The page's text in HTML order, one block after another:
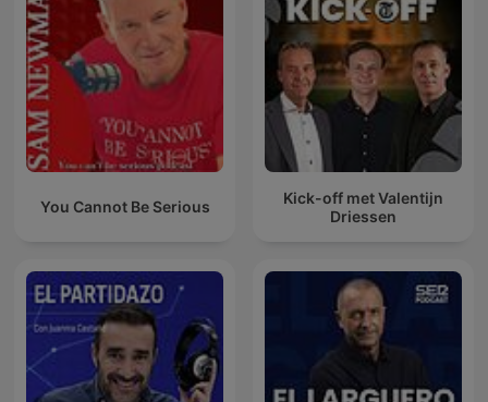
You Cannot Be Serious
Kick-off met Valentijn
Driessen